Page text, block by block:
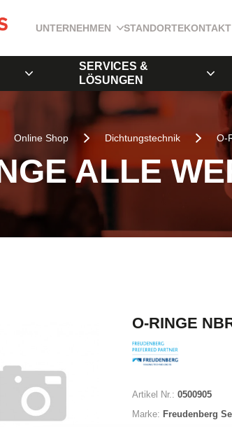
UNTERNEHMEN STANDORTEKONTAKT
SERVICES &
LÖSUNGEN
Online Shop Dichtungstechnik O-
ALLE
O-RINGE
Artikel Nr.: 0500905
Marke: Freudenberg